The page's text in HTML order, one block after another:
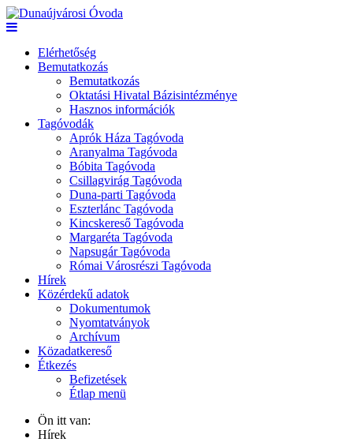
Elérhetőség
Bemutatkozás
Bemutatkozás
Oktatási Hivatal Bázisintézménye
Hasznos információk
Tagóvodák
Aprók Háza Tagóvoda
Aranyalma Tagóvoda
Bóbita Tagóvoda
Csillagvirág Tagóvoda
Duna-parti Tagóvoda
Eszterlánc Tagóvoda
Kincskereső Tagóvoda
Margaréta Tagóvoda
Napsugár Tagóvoda
Római Városrészi Tagóvoda
Hírek
Közérdekű adatok
Dokumentumok
Nyomtatványok
Archívum
Közadatkereső
Étkezés
Befizetések
Étlap menü
Ön itt van:
Hírek